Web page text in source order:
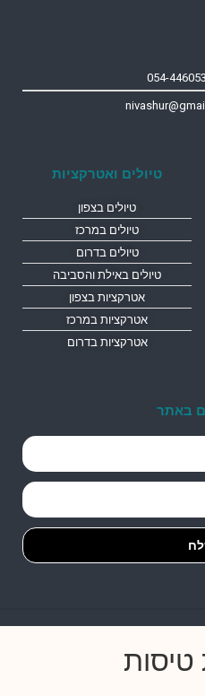
054-
טיולים ואטרקציות
טיולים בצפון
טיולים במרכז
טיולים בדרום
טיולים באילת והסביבה
אטרקציות בצפון
אטרקציות במרכז
אטרקציות בדרום
באתר
טיסות